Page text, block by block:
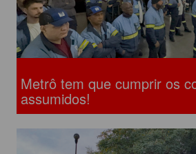
Metrô tem que cumprir os
assumidos!